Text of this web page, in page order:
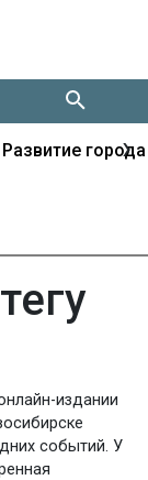
Развитие города
›
издании
событий. У